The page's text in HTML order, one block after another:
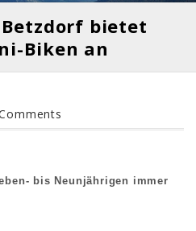
bietet
Biken an
bis Neunjährigen immer